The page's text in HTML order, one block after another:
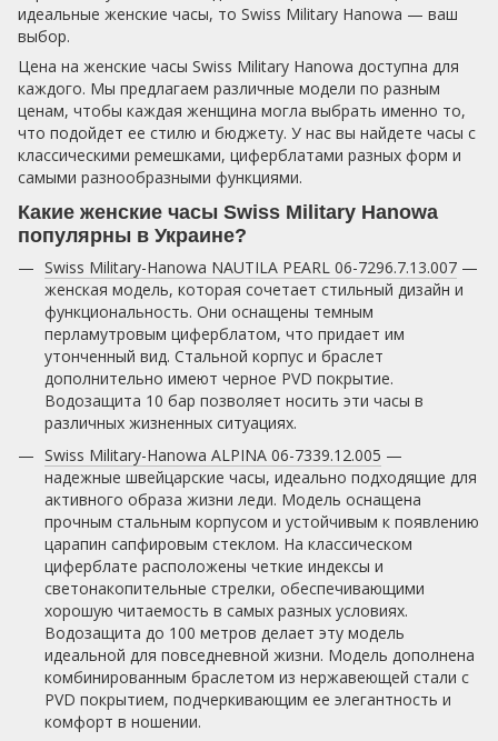
идеальные женские часы, то Swiss Military Hanowa — ваш
выбор.
Цена на женские часы Swiss Military Hanowa доступна для
каждого. Мы предлагаем различные модели по разным
ценам, чтобы каждая женщина могла выбрать именно то,
что подойдет ее стилю и бюджету. У нас вы найдете часы с
классическими ремешками, циферблатами разных форм и
самыми разнообразными функциями.
Какие женские часы Swiss Military Hanowa
популярны в Украине?
Swiss Military-Hanowa NAUTILA PEARL 06-7296.7.13.007 —
женская модель, которая сочетает стильный дизайн и
функциональность. Они оснащены темным
перламутровым циферблатом, что придает им
утонченный вид. Стальной корпус и браслет
дополнительно имеют черное PVD покрытие.
Водозащита 10 бар позволяет носить эти часы в
различных жизненных ситуациях.
Swiss Military-Hanowa ALPINA 06-7339.12.005 —
надежные швейцарские часы, идеально подходящие для
активного образа жизни леди. Модель оснащена
прочным стальным корпусом и устойчивым к появлению
царапин сапфировым стеклом. На классическом
циферблате расположены четкие индексы и
светонакопительные стрелки, обеспечивающими
хорошую читаемость в самых разных условиях.
Водозащита до 100 метров делает эту модель
идеальной для повседневной жизни. Модель дополнена
комбинированным браслетом из нержавеющей стали с
PVD покрытием, подчеркивающим ее элегантность и
комфорт в ношении.